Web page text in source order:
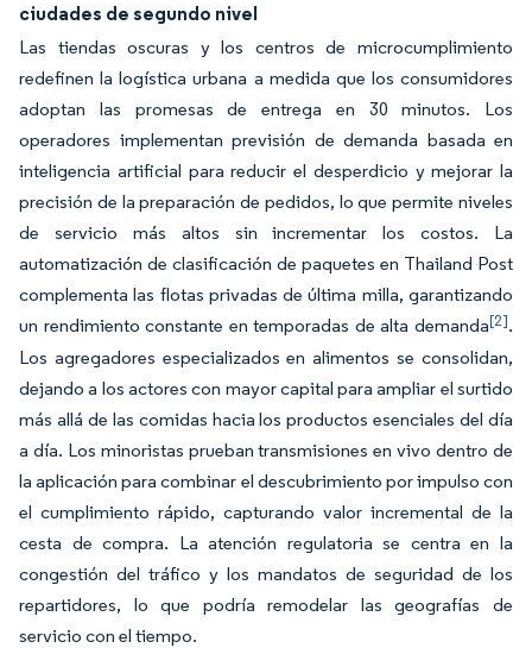
ciudades de segundo nivel
Las tiendas oscuras y los centros de microcumplimiento
redefinen la logística urbana a medida que los consumidores
adoptan las promesas de entrega en 30 minutos. Los
operadores implementan previsión de demanda basada en
inteligencia artificial para reducir el desperdicio y mejorar la
precisión de la preparación de pedidos, lo que permite niveles
de servicio más altos sin incrementar los costos. La
automatización de clasificación de paquetes en Thailand Post
complementa las flotas privadas de última milla, garantizando
un rendimiento constante en temporadas de alta demanda[2].
Los agregadores especializados en alimentos se consolidan,
dejando a los actores con mayor capital para ampliar el surtido
más allá de las comidas hacia los productos esenciales del día
a día. Los minoristas prueban transmisiones en vivo dentro de
la aplicación para combinar el descubrimiento por impulso con
el cumplimiento rápido, capturando valor incremental de la
cesta de compra. La atención regulatoria se centra en la
congestión del tráfico y los mandatos de seguridad de los
repartidores, lo que podría remodelar las geografías de
servicio con el tiempo.